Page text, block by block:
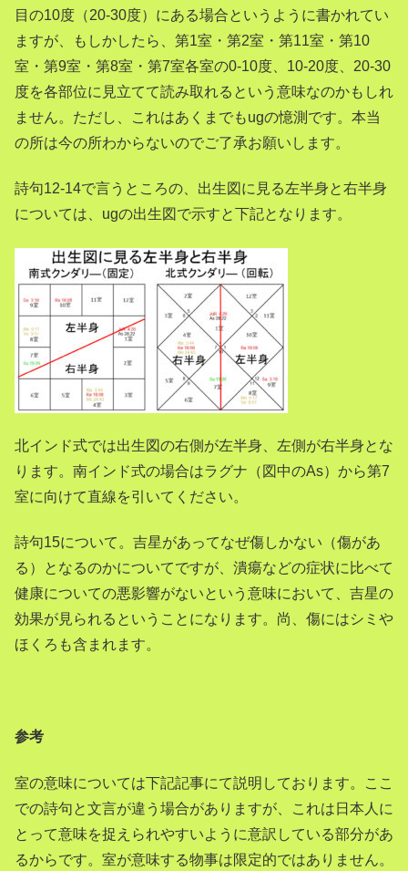
目の10度（20-30度）にある場合というように書かれてい
ますが、もしかしたら、第1室・第2室・第11室・第10
室・第9室・第8室・第7室各室の0-10度、10-20度、20-30
度を各部位に見立てて読み取れるという意味なのかもしれ
ません。ただし、これはあくまでもugの憶測です。本当
の所は今の所わからないのでご了承お願いします。
詩句12-14で言うところの、出生図に見る左半身と右半身
については、ugの出生図で示すと下記となります。
北インド式では出生図の右側が左半身、左側が右半身とな
ります。南インド式の場合はラグナ（図中のAs）から第7
室に向けて直線を引いてください。
詩句15について。吉星があってなぜ傷しかない（傷があ
る）となるのかについてですが、潰瘍などの症状に比べて
健康についての悪影響がないという意味において、吉星の
効果が見られるということになります。尚、傷にはシミや
ほくろも含まれます。
参考
室の意味については下記記事にて説明しております。ここ
での詩句と文言が違う場合がありますが、これは日本人に
とって意味を捉えられやすいように意訳している部分があ
るからです。室が意味する物事は限定的ではありません。